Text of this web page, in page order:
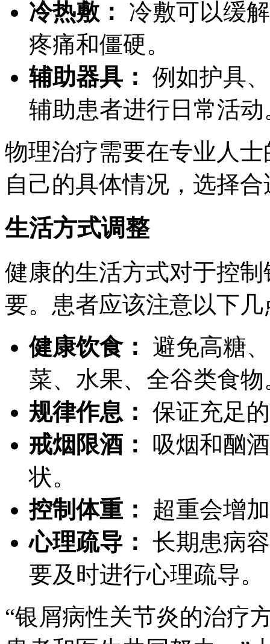
冷热敷：
冷敷可以缓
疼痛和僵硬。
辅助器具： 例如护具
辅助患者进行日常活动
物理治疗需要在专业人
自己的具体情况，选择
生活方式调整
健康的生活方式对于控
要。患者应该注意以下几
健康饮食：
避免高糖
菜、水果、全谷类食物
规律作息： 保证充足
戒烟限酒：
吸烟和酗
状。
控制体重：
超重会增
心理疏导： 长期患病
要及时进行心理疏导。
“银屑病性关节炎的治疗